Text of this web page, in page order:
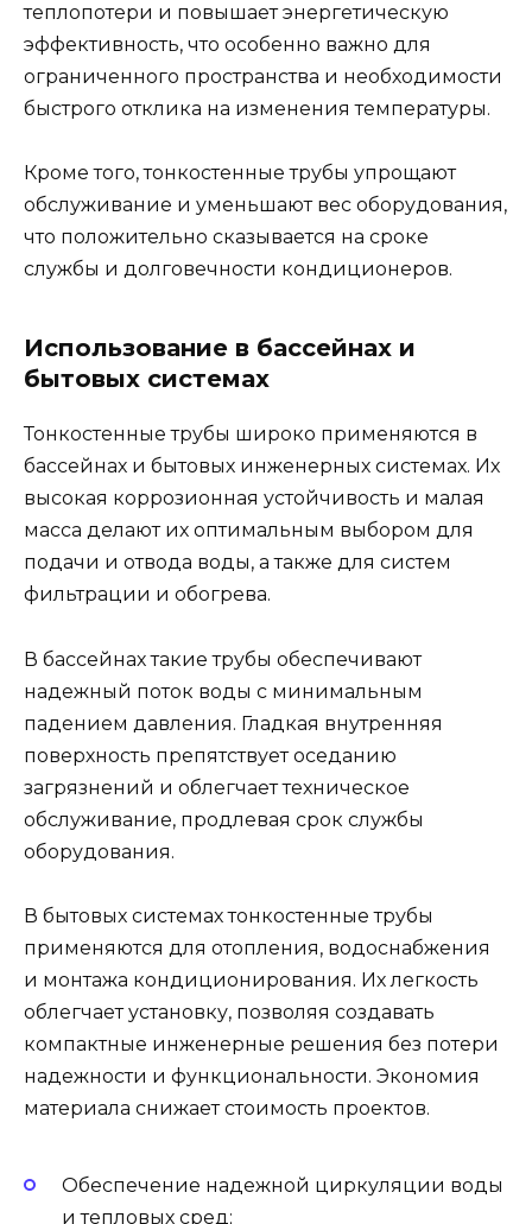
теплопотери и повышает энергетическую
эффективность, что особенно важно для
ограниченного пространства и необходимости
быстрого отклика на изменения температуры.
Кроме того, тонкостенные трубы упрощают
обслуживание и уменьшают вес оборудования,
что положительно сказывается на сроке
службы и долговечности кондиционеров.
Использование в бассейнах и
бытовых системах
Тонкостенные трубы широко применяются в
бассейнах и бытовых инженерных системах. Их
высокая коррозионная устойчивость и малая
масса делают их оптимальным выбором для
подачи и отвода воды, а также для систем
фильтрации и обогрева.
В бассейнах такие трубы обеспечивают
надежный поток воды с минимальным
падением давления. Гладкая внутренняя
поверхность препятствует оседанию
загрязнений и облегчает техническое
обслуживание, продлевая срок службы
оборудования.
В бытовых системах тонкостенные трубы
применяются для отопления, водоснабжения
и монтажа кондиционирования. Их легкость
облегчает установку, позволяя создавать
компактные инженерные решения без потери
надежности и функциональности. Экономия
материала снижает стоимость проектов.
Обеспечение надежной циркуляции воды
и тепловых сред;